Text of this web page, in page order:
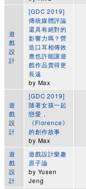
遊
戲
設
計
[GDC 2019]
傳統媒體評論
還具有絕對的
影響力嗎？營
造口耳相傳效
應也許能讓遊
戲作品賣得更
長遠
by Max
遊
戲
設
計
[GDC 2019]
隨著女孩一起
戀愛，
《Florence》
的創作故事
by Max
遊
戲
設
計
遊戲設計樂趣
原子論
by Yusen
Jeng